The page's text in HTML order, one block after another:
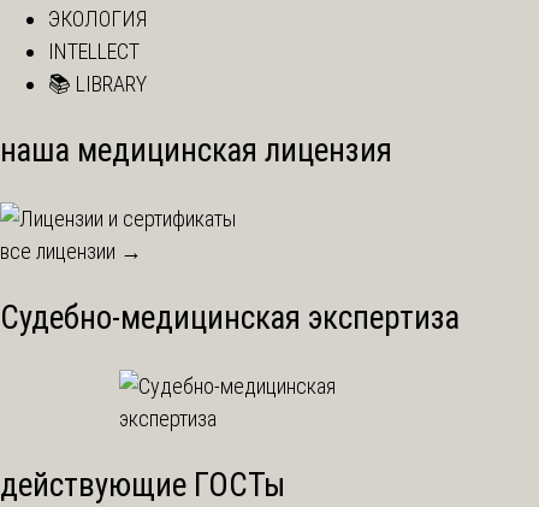
ЭКОЛОГИЯ
INTELLECT
📚 LIBRARY
наша медицинская лицензия
все лицензии →
Судебно-медицинская экспертиза
действующие ГОСТы